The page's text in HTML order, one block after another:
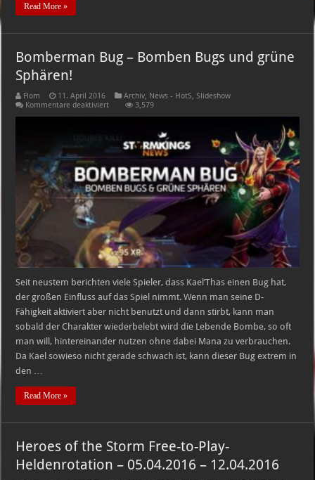
Read More »
Bomberman Bug – Bomben Bugs und grüne
Sphären!
Flom 11. April 2016 Archiv, News - HotS,Slideshow
Kommentare deaktiviertfür
Bomben
Bugs
grüne
Sphären!
3,579
Seit neustem berichten viele Spieler, dass Kael’Thas einen Bug hat,
der großen Einfluss auf das Spiel nimmt. Wenn man seine D-
Fähigkeit aktiviert aber nicht benutzt und dann stirbt, kann man
sobald der Charakter wiederbelebt wird die Lebende Bombe, so oft
man will, hintereinander nutzen ohne dabei Mana zu verbrauchen.
Da Kael sowieso nicht gerade schwach ist, kann dieser Bug extrem in
den …
Read More »
Heroes of the Storm Free-to-Play-
Heldenrotation – 05.04.2016 – 12.04.2016